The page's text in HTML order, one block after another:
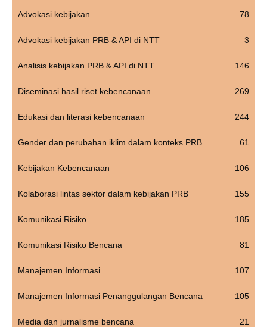
Advokasi kebijakan 78
Advokasi kebijakan PRB & API di NTT 3
Analisis kebijakan PRB & API di NTT 146
Diseminasi hasil riset kebencanaan 269
Edukasi dan literasi kebencanaan 244
Gender dan perubahan iklim dalam konteks PRB 61
Kebijakan Kebencanaan 106
Kolaborasi lintas sektor dalam kebijakan PRB 155
Komunikasi Risiko 185
Komunikasi Risiko Bencana 81
Manajemen Informasi 107
Manajemen Informasi Penanggulangan Bencana 105
Media dan jurnalisme bencana 21